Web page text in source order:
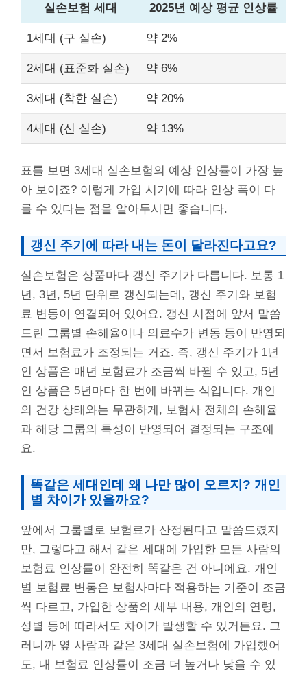
실손보험 세대 2025년 예상 평균 인상률
1세대 (구 실손) 약 2%
2세대 (표준화 실손) 약 6%
3세대 (착한 실손) 약 20%
4세대 (신 실손) 약 13%
표를 보면 3세대 실손보험의 예상 인상률이 가장 높
아 보이죠? 이렇게 가입 시기에 따라 인상 폭이 다
를 수 있다는 점을 알아두시면 좋습니다.
갱신 주기에 따라 내는 돈이 달라진다고요?
실손보험은 상품마다 갱신 주기가 다릅니다. 보통 1
년, 3년, 5년 단위로 갱신되는데, 갱신 주기와 보험
료 변동이 연결되어 있어요. 갱신 시점에 앞서 말씀
드린 그룹별 손해율이나 의료수가 변동 등이 반영되
면서 보험료가 조정되는 거죠. 즉, 갱신 주기가 1년
인 상품은 매년 보험료가 조금씩 바뀔 수 있고, 5년
인 상품은 5년마다 한 번에 바뀌는 식입니다. 개인
의 건강 상태와는 무관하게, 보험사 전체의 손해율
과 해당 그룹의 특성이 반영되어 결정되는 구조예
요.
똑같은 세대인데 왜 나만 많이 오르지? 개인
별 차이가 있을까요?
앞에서 그룹별로 보험료가 산정된다고 말씀드렸지
만, 그렇다고 해서 같은 세대에 가입한 모든 사람의
보험료 인상률이 완전히 똑같은 건 아니에요. 개인
별 보험료 변동은 보험사마다 적용하는 기준이 조금
씩 다르고, 가입한 상품의 세부 내용, 개인의 연령,
성별 등에 따라서도 차이가 발생할 수 있거든요. 그
러니까 옆 사람과 같은 3세대 실손보험에 가입했어
도, 내 보험료 인상률이 조금 더 높거나 낮을 수 있